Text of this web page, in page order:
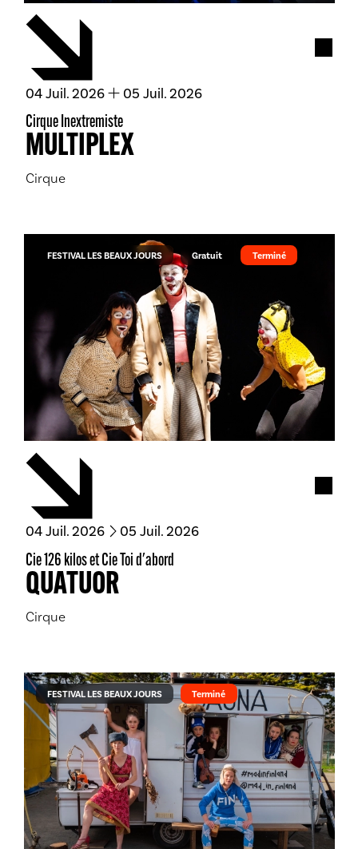
Cirque Inextremiste
MULTIPLEX
Cirque
du
04 juillet
Juil. 2026 au
05 juillet
Juil. 2026
Cie 126 kilos et Cie Toi d'abord
QUATUOR
Cirque
du
04 juillet
Juil. 2026 au
05 juillet
Juil. 2026
FESTIVAL LES BEAUX JOURS Gratuit Terminé
FESTIVAL LES BEAUX JOURS Terminé